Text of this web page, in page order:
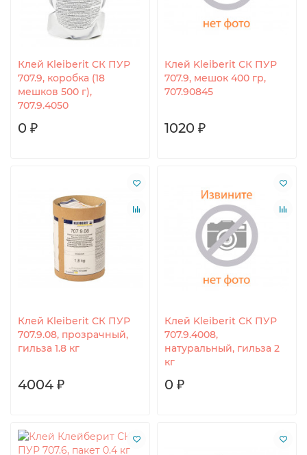
Клей Kleiberit СК ПУР
707.9, коробка (18
мешков 500 г),
707.9.4050
0 ₽
Клей Kleiberit СК ПУР
707.9, мешок 400 гр,
707.90845
1020 ₽
Клей Kleiberit СК ПУР
707.9.08, прозрачный,
гильза 1.8 кг
4004 ₽
Клей Kleiberit СК ПУР
707.9.4008,
натуральный, гильза 2
кг
0 ₽